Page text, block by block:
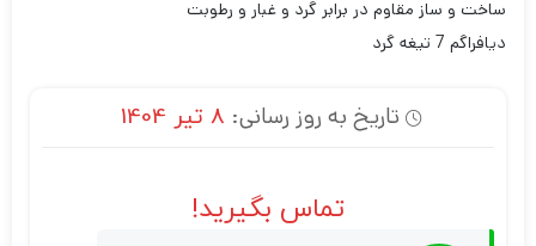
ساخت و ساز مقاوم در برابر گرد و غبار و رطوبت
دیافراگم 7 تیغه گرد
تاریخ به روز رسانی: 8 تیر 1404
تماس بگیرید!